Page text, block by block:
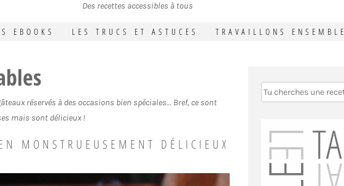
Des recettes accessibles à tous
EBOOKS LES TRUCS ET ASTUCES TRAVAILLONS ENSEMBLE
réservés à des occasions bien spéciales… Bref, ce sont
mais sont délicieux !
MONSTRUEUSEMENT DÉLICIEUX